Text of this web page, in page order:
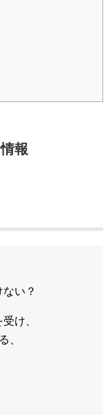
報
い？
け、
、